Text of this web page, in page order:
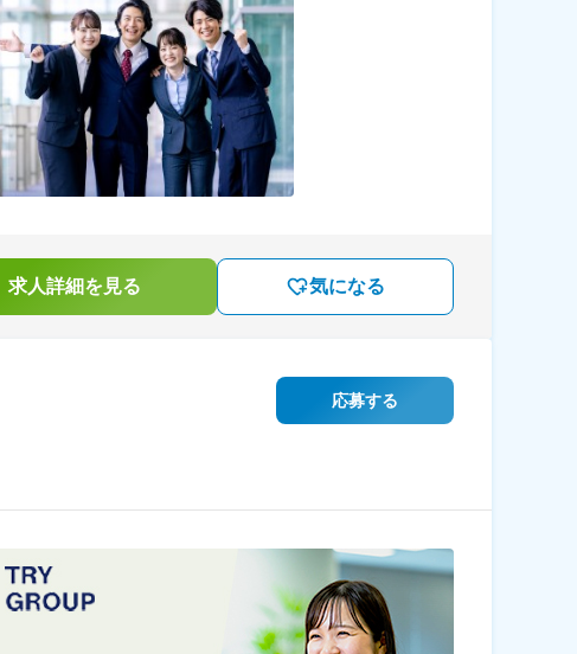
求人詳細を見る 気になる
応募する